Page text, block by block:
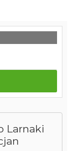
Larnaki